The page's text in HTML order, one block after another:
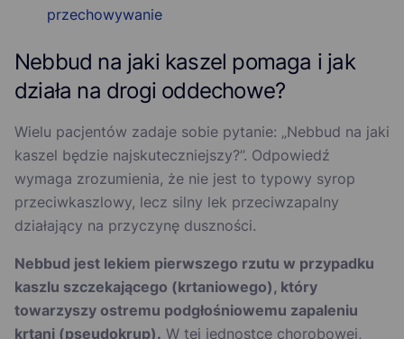
przechowywanie
Nebbud na jaki kaszel pomaga i jak
działa na drogi oddechowe?
Wielu pacjentów zadaje sobie pytanie: „Nebbud na jaki
kaszel będzie najskuteczniejszy?”. Odpowiedź
wymaga zrozumienia, że nie jest to typowy syrop
przeciwkaszlowy, lecz silny lek przeciwzapalny
działający na przyczynę duszności.
Nebbud jest lekiem pierwszego rzutu w przypadku
kaszlu szczekającego (krtaniowego), który
towarzyszy ostremu podgłośniowemu zapaleniu
krtani (pseudokrup). W tej jednostce chorobowej,